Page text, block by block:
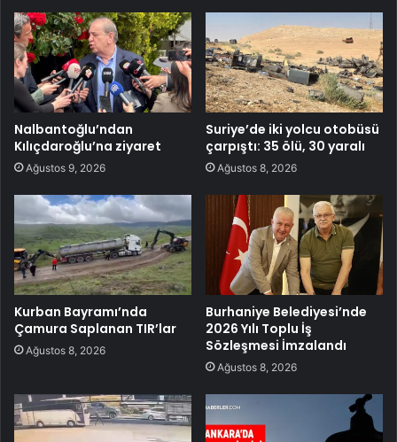
Nalbantoğlu’ndan
Kılıçdaroğlu’na ziyaret
Ağustos 9, 2026
Suriye’de iki yolcu otobüsü
çarpıştı: 35 ölü, 30 yaralı
Ağustos 8, 2026
Kurban Bayramı’nda
Çamura Saplanan TIR’lar
Ağustos 8, 2026
Burhaniye Belediyesi’nde
2026 Yılı Toplu İş
Sözleşmesi İmzalandı
Ağustos 8, 2026